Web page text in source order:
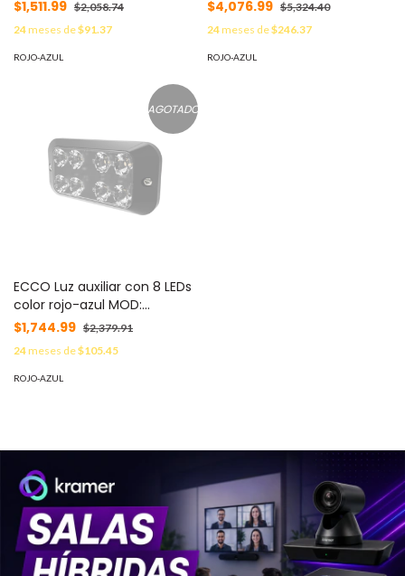
$1,511.99 $2,058.74
24meses de$91.37
ROJO-AZUL
Azul, Ideales para Vehículos
Encubierto 416-200-43
$4,076.99 $5,324.40
24meses de$246.37
ROJO-AZUL
AGOTADO
ECCO Luz auxiliar con 8 LEDs
color rojo-azul MOD:
ED3788-RB
$1,744.99 $2,379.91
24meses de$105.45
ROJO-AZUL